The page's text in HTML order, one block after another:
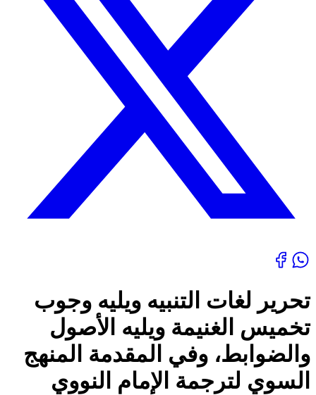
تحرير لغات التنبيه ويليه وجوب
تخميس الغنيمة ويليه الأصول
والضوابط، وفي المقدمة المنهج
السوي لترجمة الإمام النووي